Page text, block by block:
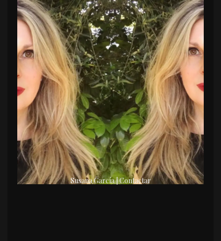
Susana García | Contactar